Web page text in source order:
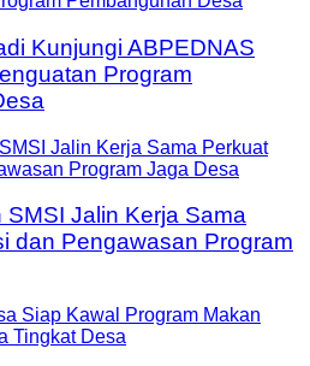
Kunjungi ABPEDNAS
Program
Jalin Kerja Sama
dan Pengawasan Program